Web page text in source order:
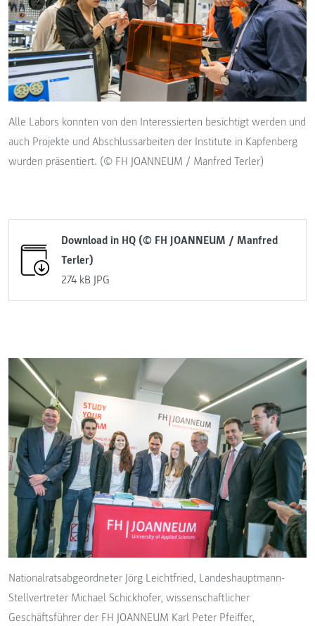
Alle Labors konnten von den Interessierten besichtigt werden und
auch Projekte und Abschlussarbeiten der Institute in Kapfenberg
wurden präsentiert. (© FH JOANNEUM / Manfred Terler)
Download in HQ (© FH JOANNEUM / Manfred
Terler)
274 kB JPG
Nationalratsabgeordneter Jörg Leichtfried, Landeshauptmann-
Stellvertreter Michael Schickhofer, wissenschaftlicher
Geschäftsführer der FH JOANNEUM Karl Peter Pfeiffer,